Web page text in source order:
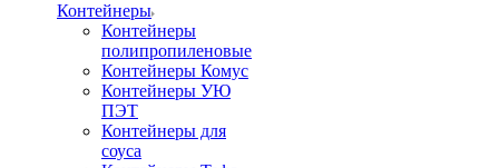
Контейнеры
Контейнеры
полипропиленовые
Контейнеры Комус
Контейнеры УЮ
ПЭТ
Контейнеры для
соуса